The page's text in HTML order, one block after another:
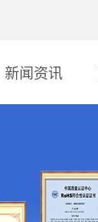
新闻资讯